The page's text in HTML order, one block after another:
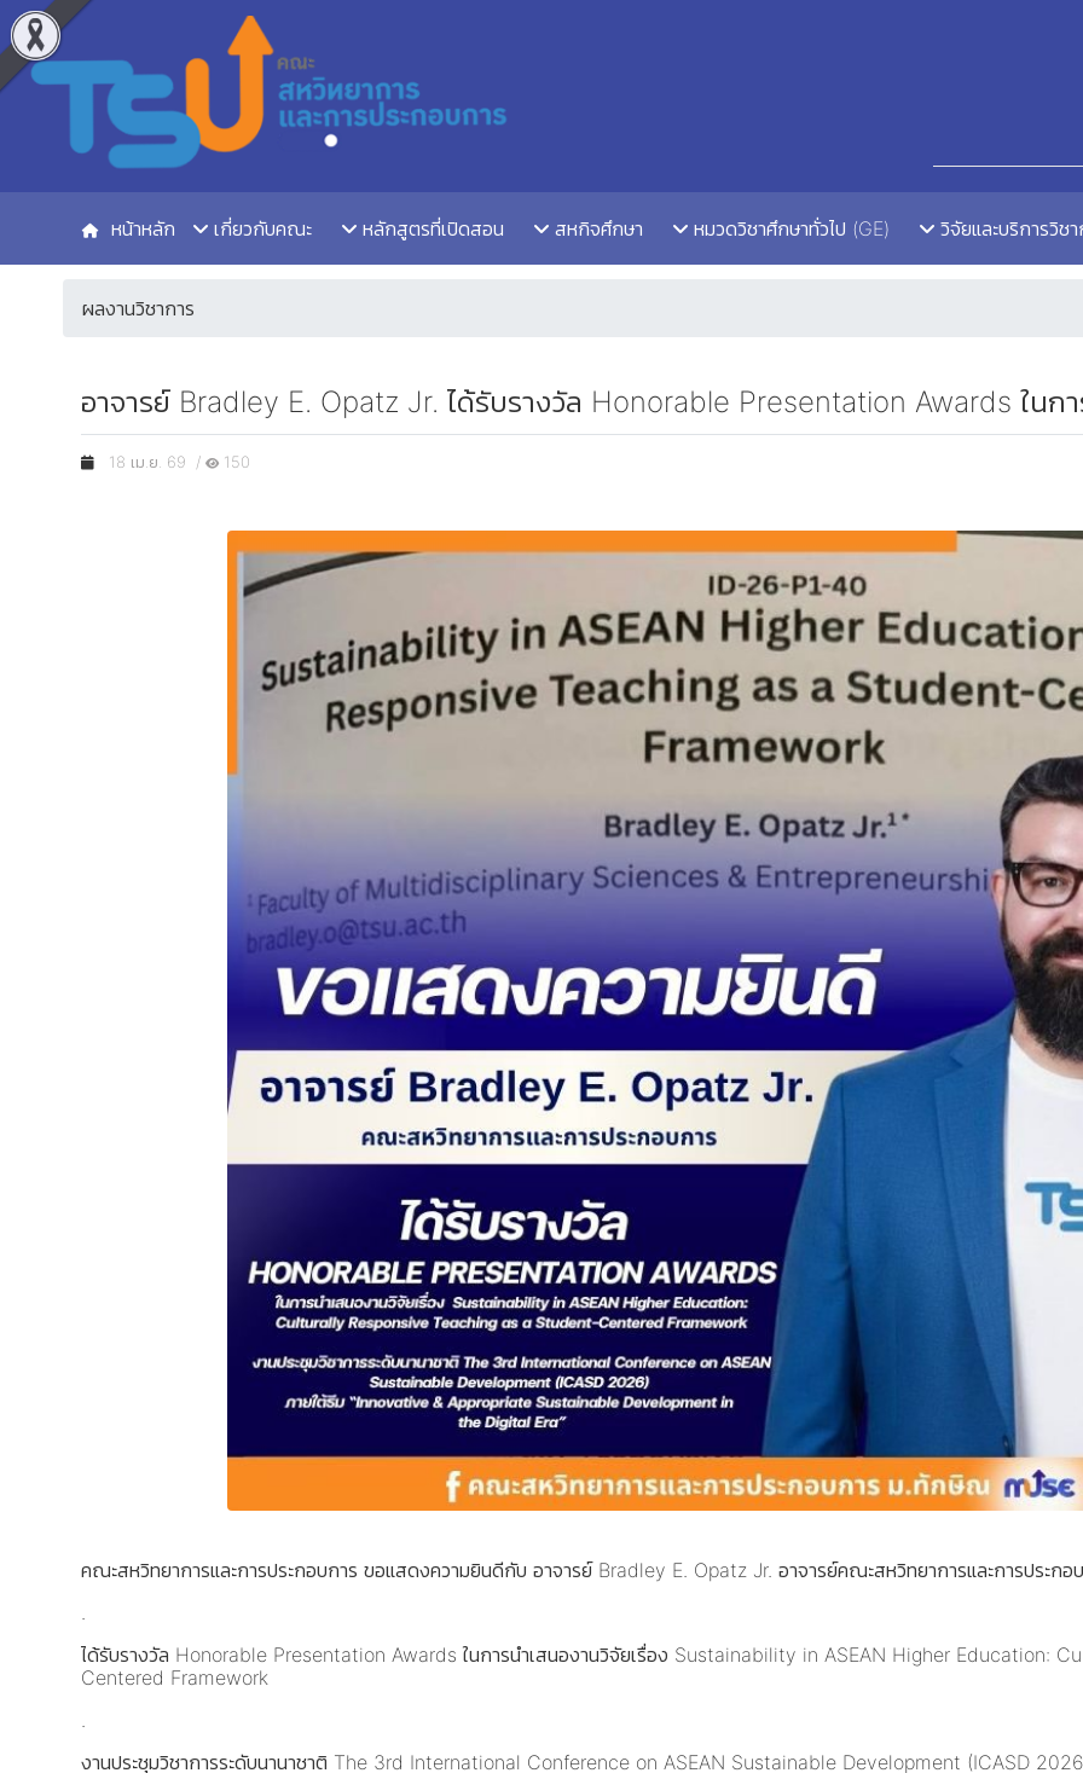
หน้าหลัก เกี่ยวกับคณะ หลักสูตรที่เปิดสอน สหกิจศึกษา หมวดวิชาศึกษาทั่วไป (GE) วิจัยและบริการวิชา
ผลงานวิชาการ
อาจารย์ Bradley E. Opatz Jr. ได้รับรางวัล Honorable Presentation Awards ในก
18 เม.ย. 69 / 150
คณะสหวิทยาการและการประกอบการ ขอแสดงความยินดีกับ อาจารย์ Bradley E. Opatz Jr. อาจารย์คณะสหวิทยาการและการประกอ
.
ได้รับรางวัล Honorable Presentation Awards ในการนำเสนองานวิจัยเรื่อง Sustainability in ASEAN Higher Education:
Centered Framework
.
งานประชุมวิชาการระดับนานาชาติ The 3rd International Conference on ASEAN Sustainable Development (ICASD